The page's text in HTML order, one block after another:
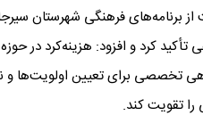
برنامه‌های فرهنگی شهرستان
تأکید کرد و افزود: هزینه‌کرد در
تخصصی برای تعیین اولویت‌ها و
تقویت کند.